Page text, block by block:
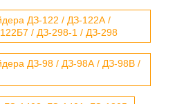
ДЗ-122 / ДЗ-122А /
/ ДЗ-298-1 / ДЗ-298
ДЗ-98 / ДЗ-98А / ДЗ-98В /